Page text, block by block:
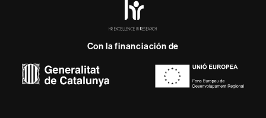
-
Con la financiación de